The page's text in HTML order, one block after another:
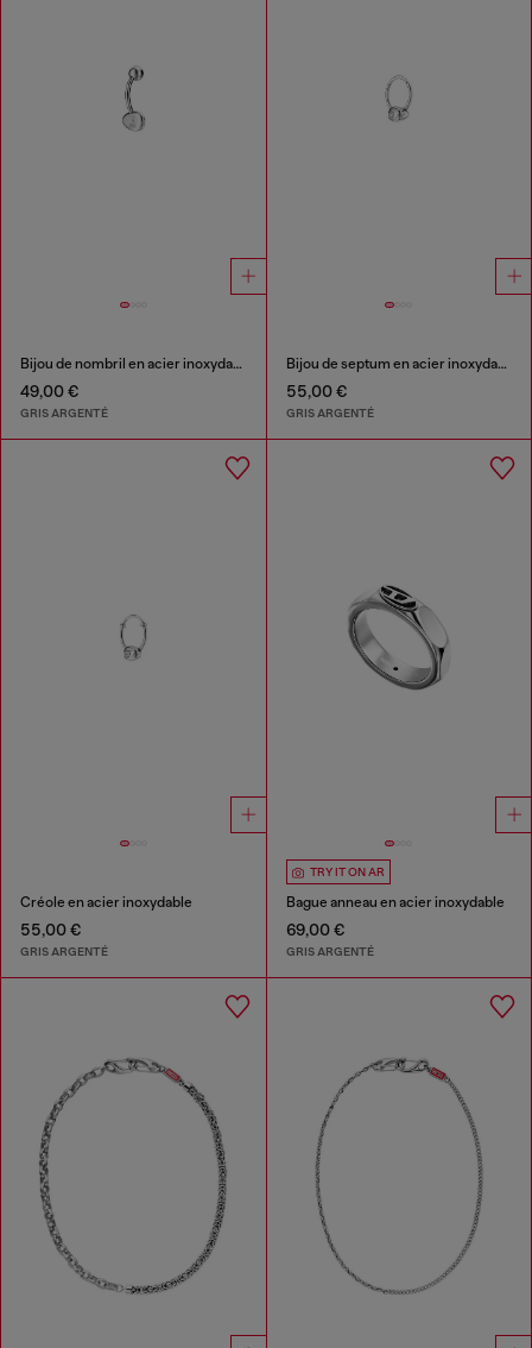
Bijou de nombril en acier inoxydable
49,00 €
GRIS ARGENTÉ
Bijou de septum en acier inoxydable
55,00 €
GRIS ARGENTÉ
Créole en acier inoxydable
55,00 €
GRIS ARGENTÉ
TRY IT ON AR
Bague anneau en acier inoxydable
69,00 €
GRIS ARGENTÉ